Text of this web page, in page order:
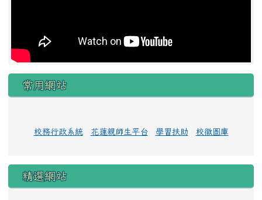
常用網站
校務行政系統 花蓮親師生平台 學習扶助 校徽圖庫
精選網站